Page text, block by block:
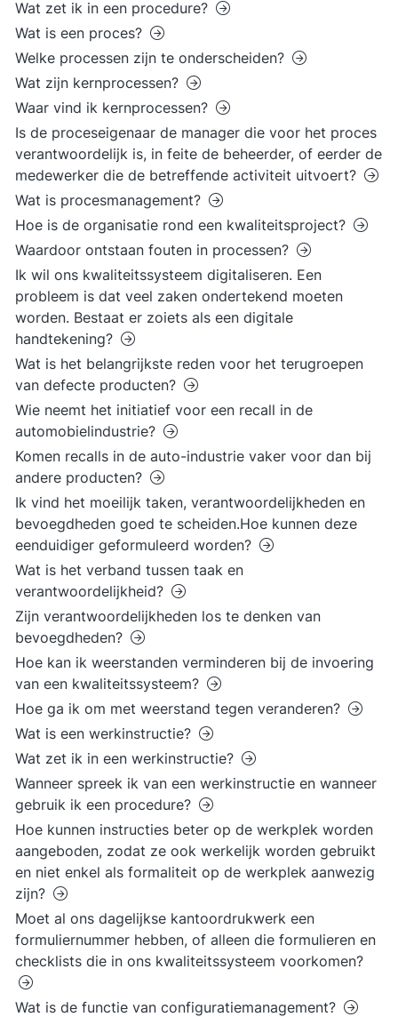
Wat zet ik in een procedure?
Wat is een proces?
Welke processen zijn te onderscheiden?
Wat zijn kernprocessen?
Waar vind ik kernprocessen?
Is de proceseigenaar de manager die voor het proces
verantwoordelijk is, in feite de beheerder, of eerder de
medewerker die de betreffende activiteit uitvoert?
Wat is procesmanagement?
Hoe is de organisatie rond een kwaliteitsproject?
Waardoor ontstaan fouten in processen?
Ik wil ons kwaliteitssysteem digitaliseren. Een
probleem is dat veel zaken ondertekend moeten
worden. Bestaat er zoiets als een digitale
handtekening?
Wat is het belangrijkste reden voor het terugroepen
van defecte producten?
Wie neemt het initiatief voor een recall in de
automobielindustrie?
Komen recalls in de auto-industrie vaker voor dan bij
andere producten?
Ik vind het moeilijk taken, verantwoordelijkheden en
bevoegdheden goed te scheiden.Hoe kunnen deze
eenduidiger geformuleerd worden?
Wat is het verband tussen taak en
verantwoordelijkheid?
Zijn verantwoordelijkheden los te denken van
bevoegdheden?
Hoe kan ik weerstanden verminderen bij de invoering
van een kwaliteitssysteem?
Hoe ga ik om met weerstand tegen veranderen?
Wat is een werkinstructie?
Wat zet ik in een werkinstructie?
Wanneer spreek ik van een werkinstructie en wanneer
gebruik ik een procedure?
Hoe kunnen instructies beter op de werkplek worden
aangeboden, zodat ze ook werkelijk worden gebruikt
en niet enkel als formaliteit op de werkplek aanwezig
zijn?
Moet al ons dagelijkse kantoordrukwerk een
formuliernummer hebben, of alleen die formulieren en
checklists die in ons kwaliteitssysteem voorkomen?
Wat is de functie van configuratiemanagement?